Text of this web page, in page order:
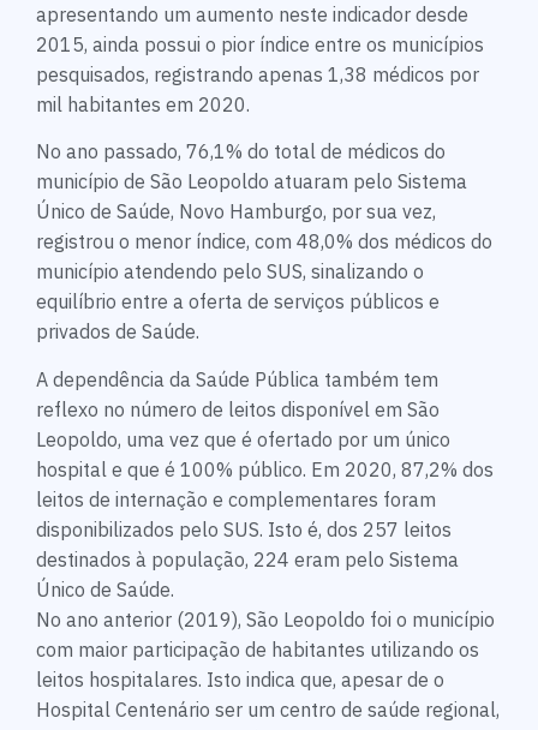
apresentando um aumento neste indicador desde
2015, ainda possui o pior índice entre os municípios
pesquisados, registrando apenas 1,38 médicos por
mil habitantes em 2020.
No ano passado, 76,1% do total de médicos do
município de São Leopoldo atuaram pelo Sistema
Único de Saúde, Novo Hamburgo, por sua vez,
registrou o menor índice, com 48,0% dos médicos do
município atendendo pelo SUS, sinalizando o
equilíbrio entre a oferta de serviços públicos e
privados de Saúde.
A dependência da Saúde Pública também tem
reflexo no número de leitos disponível em São
Leopoldo, uma vez que é ofertado por um único
hospital e que é 100% público. Em 2020, 87,2% dos
leitos de internação e complementares foram
disponibilizados pelo SUS. Isto é, dos 257 leitos
destinados à população, 224 eram pelo Sistema
Único de Saúde.
No ano anterior (2019), São Leopoldo foi o município
com maior participação de habitantes utilizando os
leitos hospitalares. Isto indica que, apesar de o
Hospital Centenário ser um centro de saúde regional,